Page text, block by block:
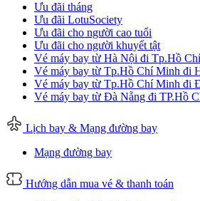
Ưu đãi tháng
Ưu đãi LotuSociety
Ưu đãi cho người cao tuổi
Ưu đãi cho người khuyết tật
Vé máy bay từ Hà Nội đi Tp.Hồ
Vé máy bay từ Tp.Hồ Chí Minh đi
Vé máy bay từ Tp.Hồ Chí Minh đi
Vé máy bay từ Đà Nẵng đi TP.Hồ
Lịch bay & Mạng đường bay
Mạng đường bay
Hướng dẫn mua vé & thanh toán